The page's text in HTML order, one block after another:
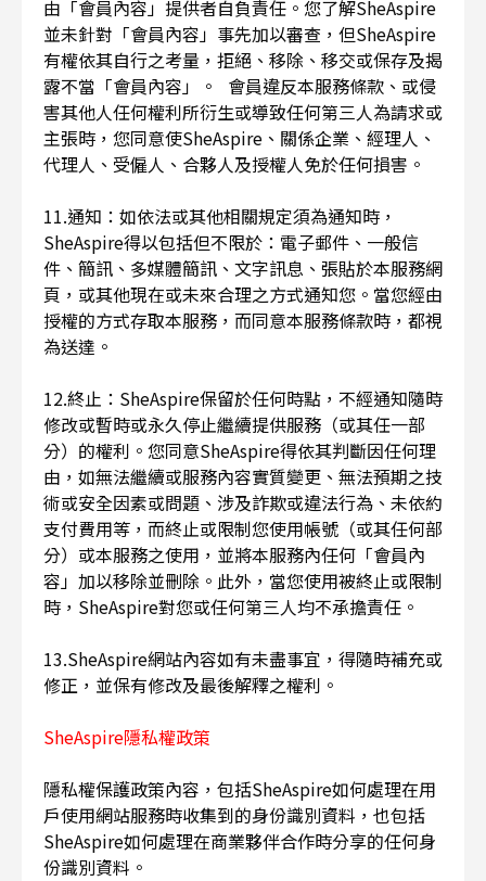
由「會員內容」提供者自負責任。您了解SheAspire
並未針對「會員內容」事先加以審查，但SheAspire
有權依其自行之考量，拒絕、移除、移交或保存及揭
露不當「會員內容」。 會員違反本服務條款、或侵
害其他人任何權利所衍生或導致任何第三人為請求或
主張時，您同意使SheAspire、關係企業、經理人、
代理人、受僱人、合夥人及授權人免於任何損害。
11.通知：如依法或其他相關規定須為通知時，
SheAspire得以包括但不限於：電子郵件、一般信
件、簡訊、多媒體簡訊、文字訊息、張貼於本服務網
頁，或其他現在或未來合理之方式通知您。當您經由
授權的方式存取本服務，而同意本服務條款時，都視
為送達。
12.終止：SheAspire保留於任何時點，不經通知隨時
修改或暫時或永久停止繼續提供服務（或其任一部
分）的權利。您同意SheAspire得依其判斷因任何理
由，如無法繼續或服務內容實質變更、無法預期之技
術或安全因素或問題、涉及詐欺或違法行為、未依約
支付費用等，而終止或限制您使用帳號（或其任何部
分）或本服務之使用，並將本服務內任何「會員內
容」加以移除並刪除。此外，當您使用被終止或限制
時，SheAspire對您或任何第三人均不承擔責任。
13.SheAspire網站內容如有未盡事宜，得隨時補充或
修正，並保有修改及最後解釋之權利。
SheAspire隱私權政策
隱私權保護政策內容，包括SheAspire如何處理在用
戶使用網站服務時收集到的身份識別資料，也包括
SheAspire如何處理在商業夥伴合作時分享的任何身
份識別資料。